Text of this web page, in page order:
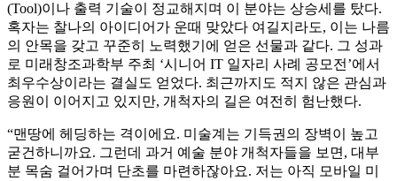
(Tool)이나 출력 기술이 정교해지며 이 분야는 상승세를 탔다.
혹자는 찰나의 아이디어가 운때 맞았다 여길지라도, 이는 나름
의 안목을 갖고 꾸준히 노력했기에 얻은 선물과 같다. 그 성과
로 미래창조과학부 주최 ‘시니어 IT 일자리 사례 공모전’에서
최우수상이라는 결실도 얻었다. 최근까지도 적지 않은 관심과
응원이 이어지고 있지만, 개척자의 길은 여전히 험난했다.
“맨땅에 헤딩하는 격이에요. 미술계는 기득권의 장벽이 높고
굳건하니까요. 그런데 과거 예술 분야 개척자들을 보면, 대부
분 목숨 걸어가며 단초를 마련하잖아요. 저는 아직 모바일 미